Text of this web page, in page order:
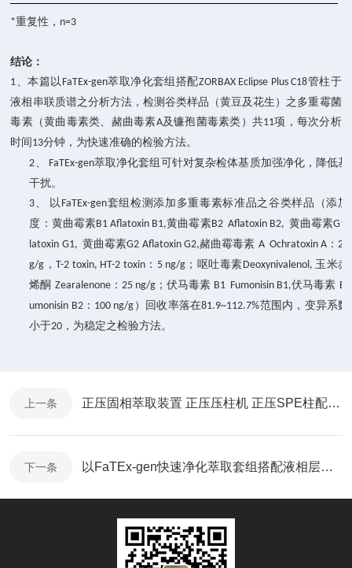
*重复性， n=3
结论：
1、本篇以 FaTEx-gen萃取净化套组搭配ZORBAX Eclipse Plus C18管柱于
液相串联质谱之分析方法，检测谷类样品（黄豆及花生）之多重霉菌
毒素（黄曲 毒素类、 赭曲毒素A及镰孢菌毒素类）共11项，每次分析
时间 13分钟，为快速准确的检验方法。
2、 FaTEx-gen萃取净化套组可针对复杂检体基质加强净化，降低基
干扰。
3、
以 FaTEx-gen套组检测添加多重毒素标准品之谷类样品（添加
度： 黄曲霉素B1 Aflatoxin B1,黄曲霉素B2 Aflatoxin B2,黄曲霉素G1
latoxin G1, 黄曲霉素G2 Aflatoxin G2,赭曲霉毒素 A Ochratoxin A ：
g/g ，T-2 toxin, HT-2 toxin： 5 ng/g ；呕吐毒素Deoxynivalenol,玉米赤
烯酮 Zearalenone： 25 ng/g；伏马毒素 B1 Fumonisin B1,伏马毒素
umonisin B2： 100 ng/g ）回收率落在81.9~112.7%范围内，变异系数
小于20 ，为稳定之检验方法。
上一条 正压固相萃取装置 正压压柱机 正压SPE柱配套使用
下一条 以FaTEx-gen快速净化萃取套组搭配液相层析串联质谱分析谷类样体中之多重霉菌毒素